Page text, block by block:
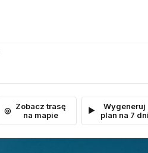
Zobacz trasę
na mapie
Wygeneruj
plan na 7 dni